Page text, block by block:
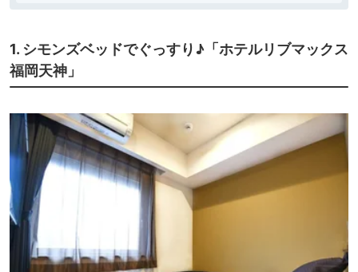
1. シモンズベッドでぐっすり♪「ホテルリブマックス
福岡天神」